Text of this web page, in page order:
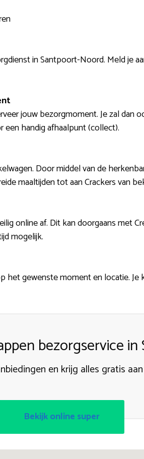
in Santpoort-Noord. Meld je
jouw bezorgmoment. Je zal dan
handig afhaalpunt (collect).
Door middel van de
maaltijden tot aan Crackers van
online af. Dit kan doorgaans met
mogelijk.
het gewenste moment en locatie.
bezorgservice
en krijg alles gratis
Bekijk online super